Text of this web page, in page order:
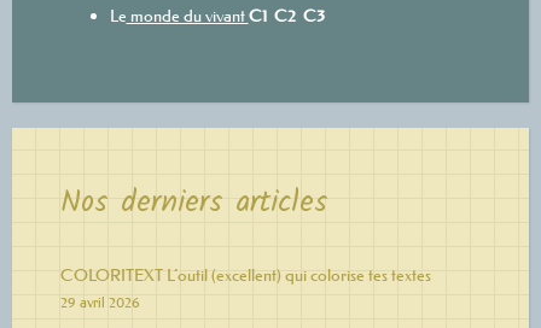
Le monde du vivantC1 C2 C3
Nos derniers articles
COLORITEXT L’outil (excellent) qui colorise tes textes
29 avril 2026